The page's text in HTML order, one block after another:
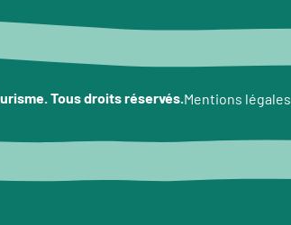
Tous droits réservés.Mentions légales